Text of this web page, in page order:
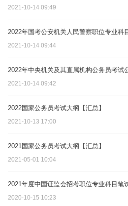
2021-10-14 09:49
2022年国考公安机关人民警察职位专业科
2021-10-14 09:44
2022年中央机关及其直属机构公务员考试
2021-10-14 09:42
2022国家公务员考试大纲【汇总】
2021-10-13 17:00
2021国家公务员考试大纲【汇总】
2021-05-01 10:04
2021年度中国证监会招考职位专业科目笔
2020-10-15 10:23